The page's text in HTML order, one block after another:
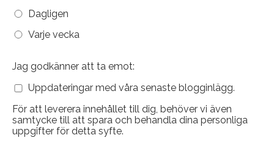
Dagligen
Varje vecka
Jag godkänner att ta emot:
Uppdateringar med våra senaste blogginlägg.
För att leverera innehållet till dig, behöver vi även
samtycke till att spara och behandla dina personliga
uppgifter för detta syfte.